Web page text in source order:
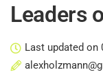
Leaders
Last updated on